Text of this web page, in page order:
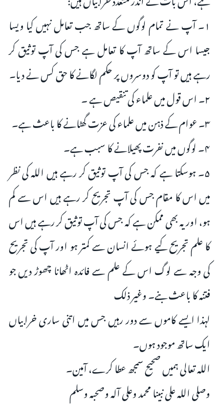
۱۔ آپ نے تمام لوگوں کے ساتھ جب تعامل نہیں کیا ویسا
جیسا اس کے ساتھ آپ کا تعامل ہے جس کی آپ توثیق کر
رہے ہیں تو آپ کو دوسروں پر حکم لگانے کا حق کس نے دیا۔
۲۔ اس قول میں علماء کی تنقیص ہے ۔
۳۔ عوام کے ذہن میں علماء کی عزت گھٹانے کا باعث ہے۔
۴۔ لوگوں میں نفرت پھیلانے کا سبب ہے۔
۵۔ ہوسکتا ہے کہ جس کی آپ توثیق کر رہے ہیں اللہ کی نظر
میں اس کا مقام جس کی آپ تجریح کر رہے ہیں اس سے کم
ہو، اور یہ بھی ممکن ہے کہ جس کی آپ توثیق کر رہے ہیں اس
کا علم تجریح کیے ہوئے انسان سے کمتر ہو اور آپ کی تجریح
کی وجہ سے لوگ اس کے علم سے فائدہ اٹھانا چھوڑ دیں جو
فتنہ کا باعث بنے۔ وغیر ذلک
لہذا ایسے کاموں سے دور رہیں جس میں اتنی ساری خرابیاں
ایک ساتھ موجود ہوں۔
اللہ تعالی ہمیں صحیح سمجھ عطا کرے، آمین۔
وصلی الله علی نبینا محمد وعلی آله وصحبه وسلم